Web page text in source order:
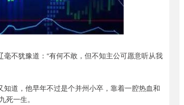
不犹豫道：“有何不敢，但不知主公可愿意听从我
道，他早年不过是个并州小卒，靠着一腔热血和
一生。